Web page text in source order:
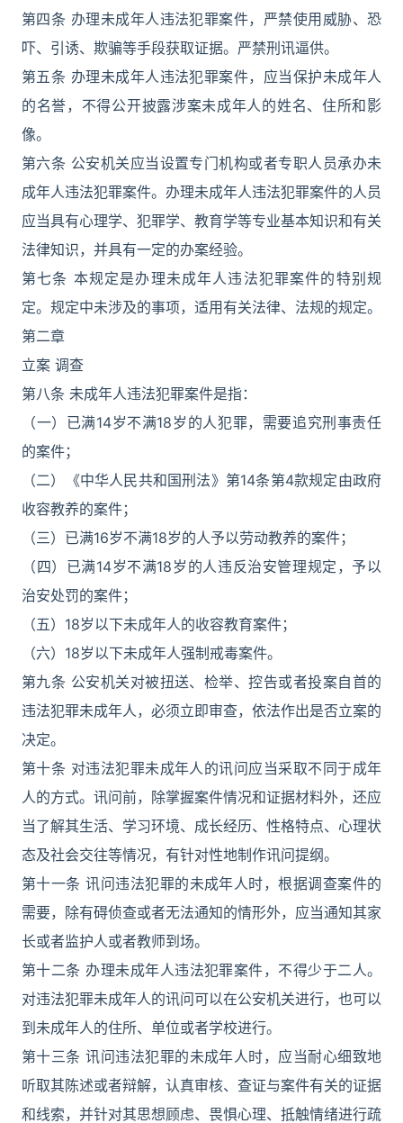
第四条 办理未成年人违法犯罪案件，严禁使用威胁、恐
吓、引诱、欺骗等手段获取证据。严禁刑讯逼供。
第五条 办理未成年人违法犯罪案件，应当保护未成年人
的名誉，不得公开披露涉案未成年人的姓名、住所和影
像。
第六条 公安机关应当设置专门机构或者专职人员承办未
成年人违法犯罪案件。办理未成年人违法犯罪案件的人员
应当具有心理学、犯罪学、教育学等专业基本知识和有关
法律知识，并具有一定的办案经验。
第七条 本规定是办理未成年人违法犯罪案件的特别规
定。规定中未涉及的事项，适用有关法律、法规的规定。
第二章
立案 调查
第八条 未成年人违法犯罪案件是指：
（一）已满14岁不满18岁的人犯罪，需要追究刑事责任
的案件；
（二）《中华人民共和国刑法》第14条第4款规定由政府
收容教养的案件；
（三）已满16岁不满18岁的人予以劳动教养的案件；
（四）已满14岁不满18岁的人违反治安管理规定，予以
治安处罚的案件；
（五）18岁以下未成年人的收容教育案件；
（六）18岁以下未成年人强制戒毒案件。
第九条 公安机关对被扭送、检举、控告或者投案自首的
违法犯罪未成年人，必须立即审查，依法作出是否立案的
决定。
第十条 对违法犯罪未成年人的讯问应当采取不同于成年
人的方式。讯问前，除掌握案件情况和证据材料外，还应
当了解其生活、学习环境、成长经历、性格特点、心理状
态及社会交往等情况，有针对性地制作讯问提纲。
第十一条 讯问违法犯罪的未成年人时，根据调查案件的
需要，除有碍侦查或者无法通知的情形外，应当通知其家
长或者监护人或者教师到场。
第十二条 办理未成年人违法犯罪案件，不得少于二人。
对违法犯罪未成年人的讯问可以在公安机关进行，也可以
到未成年人的住所、单位或者学校进行。
第十三条 讯问违法犯罪的未成年人时，应当耐心细致地
听取其陈述或者辩解，认真审核、查证与案件有关的证据
和线索，并针对其思想顾虑、畏惧心理、抵触情绪进行疏